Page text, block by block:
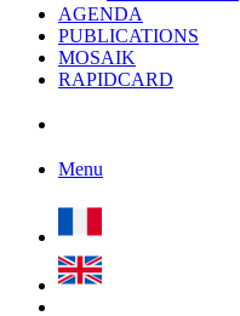
AGENDA
PUBLICATIONS
MOSAIK
RAPIDCARD
Menu